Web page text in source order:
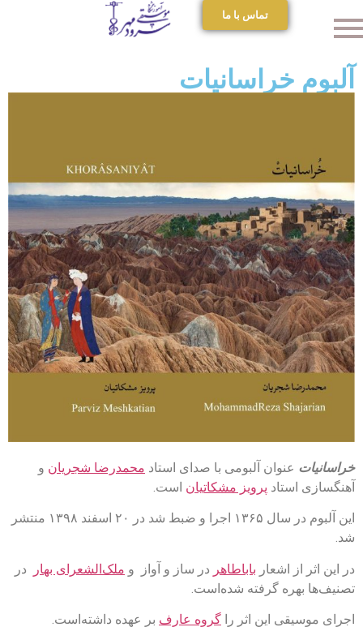
تماس با ما
آلبوم خراسانیات
خراسانیات عنوان آلبومی با صدای استاد محمدرضا شجریان و
آهنگسازی استاد پرویز مشکاتیان است.
این آلبوم در سال ۱۳۶۵ اجرا و ضبط شد در ۲۰ اسفند ۱۳۹۸ منتشر
شد.
در این اثر از اشعار باباطاهر در ساز و آواز و ملک‌الشعرای بهار
در
تصنیف‌ها بهره گرفته شده‌است.
اجرای موسیقی این اثر را گروه عارف بر عهده داشته‌است.